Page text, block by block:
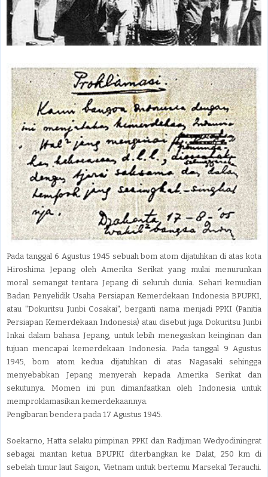
Pada tanggal 6 Agustus 1945 sebuah bom atom dijatuhkan di atas kota
Hiroshima Jepang oleh Amerika Serikat yang mulai menurunkan
moral semangat tentara Jepang di seluruh dunia. Sehari kemudian
Badan Penyelidik Usaha Persiapan Kemerdekaan Indonesia BPUPKI,
atau "Dokuritsu Junbi Cosakai", berganti nama menjadi PPKI (Panitia
Persiapan Kemerdekaan Indonesia) atau disebut juga Dokuritsu Junbi
Inkai dalam bahasa Jepang, untuk lebih menegaskan keinginan dan
tujuan mencapai kemerdekaan Indonesia. Pada tanggal 9 Agustus
1945, bom atom kedua dijatuhkan di atas Nagasaki sehingga
menyebabkan Jepang menyerah kepada Amerika Serikat dan
sekutunya. Momen ini pun dimanfaatkan oleh Indonesia untuk
memproklamasikan kemerdekaannya.
Pengibaran bendera pada 17 Agustus 1945.
Soekarno, Hatta selaku pimpinan PPKI dan Radjiman Wedyodiningrat
sebagai mantan ketua BPUPKI diterbangkan ke Dalat, 250 km di
sebelah timur laut Saigon, Vietnam untuk bertemu Marsekal Terauchi.